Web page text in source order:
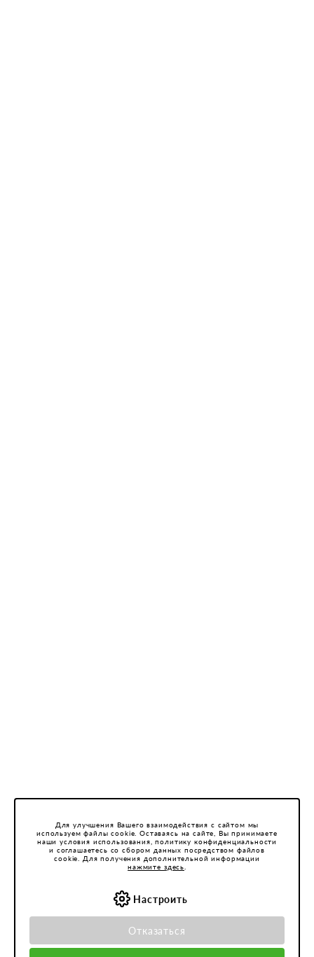
Для улучшения Вашего взаимодействия с сайтом мы
используем файлы cookie. Оставаясь на сайте, Вы принимаете
наши условия использования, политику конфиденциальности
и соглашаетесь со сбором данных посредством файлов
cookie. Для получения дополнительной информации
нажмите здесь
Настроить
Отказаться